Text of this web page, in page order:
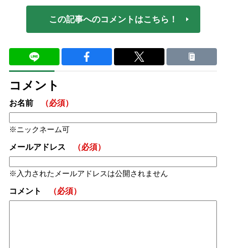
この記事へのコメントはこちら！
コメント
お名前 （必須）
ニックネーム可
メールアドレス （必須）
入力されたメールアドレスは公開されません
コメント （必須）